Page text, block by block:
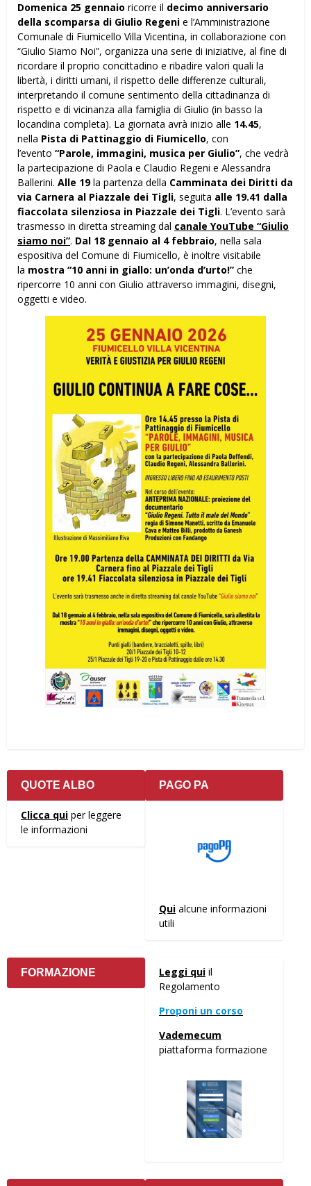
Domenica 25 gennaio ricorre il decimo anniversario
della scomparsa di Giulio Regeni e l’Amministrazione
Comunale di Fiumicello Villa Vicentina, in collaborazione con
“Giulio Siamo Noi”, organizza una serie di iniziative, al fine di
ricordare il proprio concittadino e ribadire valori quali la
libertà, i diritti umani, il rispetto delle differenze culturali,
interpretando il comune sentimento della cittadinanza di
rispetto e di vicinanza alla famiglia di Giulio (in basso la
locandina completa). La giornata avrà inizio alle 14.45,
nella Pista di Pattinaggio di Fiumicello, con
l’evento “Parole, immagini, musica per Giulio”, che vedrà
la partecipazione di Paola e Claudio Regeni e Alessandra
Ballerini. Alle 19la partenza della Camminata dei Diritti da
via Carnera al Piazzale dei Tigli, seguita alle 19.41 dalla
fiaccolata silenziosa in Piazzale dei Tigli. L’evento sarà
trasmesso in diretta streaming dal canale YouTube “Giulio
siamo noi”. Dal 18 gennaio al 4 febbraio, nella sala
espositiva del Comune di Fiumicello, è inoltre visitabile
la mostra “10 anni in giallo: un’onda d’urto!” che
ripercorre 10 anni con Giulio attraverso immagini, disegni,
oggetti e video.
QUOTE ALBO
Clicca qui per leggere
le informazioni
PAGO PA
Qui alcune informazioni
utili
FORMAZIONE Leggi qui il
Regolamento
Proponi un corso
Vademecum
piattaforma formazione